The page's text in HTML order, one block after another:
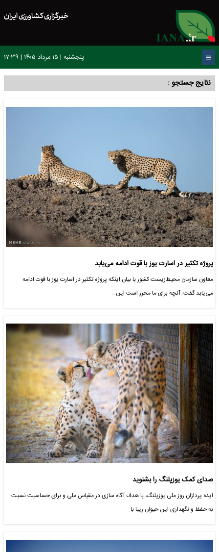
خبرگزاری کشاورزی ایران
پنجشنبه | ۱۵ مرداد ۱۴۰۵ | ۱۷:۳۹
نتایج جستجو :
پروژه تکثیر در اسارت یوز با قوت ادامه می‌یابد
معاون سازمان محیط‌زیست کشور با بیان اینکه پروژه تکثیر در اسارت یوز با قوت ادامه
می‌یابد گفت: آنچه برای ما محرز است این…
صدای کمک یوزپلنگ را بشنوید
ایده پردازان روز ملی یوزپلنگ، با هدف آگاه سازی در مقیاس ملی و برای حساسیت نسبت
به حفظ و نگهداری این حیوان زیبا با…